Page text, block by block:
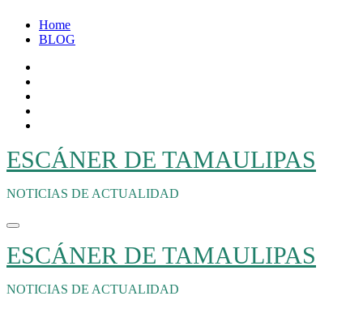
Home
BLOG
ESCÁNER DE TAMAULIPAS
NOTICIAS DE ACTUALIDAD
ESCÁNER DE TAMAULIPAS
NOTICIAS DE ACTUALIDAD